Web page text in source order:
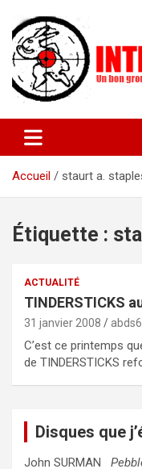
contenu
actuelles pop rock,
lyon
Accueil
staurt a.
Étiquette :
ACTUALITÉ
TINDERSTICKS
31 janvier 2008
C’est ce printemps
de TINDERSTICKS
Disques que
John SURMAN